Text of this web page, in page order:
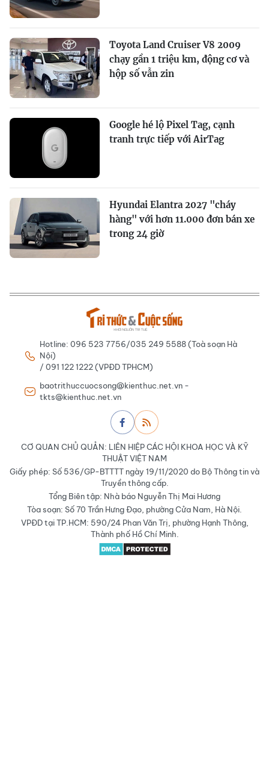
Toyota Land Cruiser V8 2009
chạy gần 1 triệu km, động cơ và
hộp số vẫn zin
Google hé lộ Pixel Tag, cạnh
tranh trực tiếp với AirTag
Hyundai Elantra 2027 "cháy
hàng" với hơn 11.000 đơn bán xe
trong 24 giờ
Hotline: 096 523 7756/035 249 5588 (Toà soạn Hà
Nội)
/ 091 122 1222 (VPĐD TPHCM)
baotrithuccuocsong@kienthuc.net.vn -
tkts@kienthuc.net.vn
CƠ QUAN CHỦ QUẢN: LIÊN HIỆP CÁC HỘI KHOA HỌC VÀ KỸ
THUẬT VIỆT NAM
Giấy phép: Số 536/GP-BTTTT ngày 19/11/2020 do Bộ Thông tin và
Truyền thông cấp.
Tổng Biên tập: Nhà báo Nguyễn Thị Mai Hương
Tòa soạn: Số 70 Trần Hưng Đạo, phường Cửa Nam, Hà Nội.
VPĐD tại TP.HCM: 590/24 Phan Văn Trị, phường Hạnh Thông,
Thành phố Hồ Chí Minh.